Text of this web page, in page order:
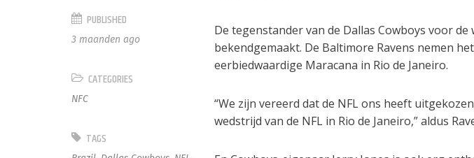
De tegenstander van de Dallas Cowboys voor
bekendgemaakt. De Baltimore Ravens nemen
eerbiedwaardige Maracana in Rio de Janeiro.
“We zijn vereerd dat de NFL ons heeft
wedstrijd van de NFL in Rio de Janeiro,” aldus
PUBLISHED
3 maanden ago
CATEGORIES
NFC
TAGS